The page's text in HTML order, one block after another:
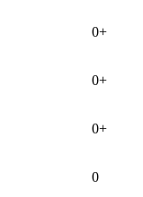
0+
0+
0+
0